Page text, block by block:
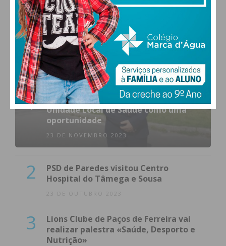
1
(VÍDEO) Carlos Alberto Silva vê
Unidade Local de Saúde como uma
oportunidade
23 DE NOVEMBRO 2023
2
PSD de Paredes visitou Centro
Hospital do Tâmega e Sousa
23 DE OUTUBRO 2023
3
Lions Clube de Paços de Ferreira vai
realizar palestra «Saúde, Desporto e
Nutrição»